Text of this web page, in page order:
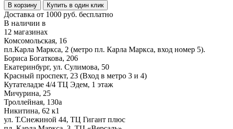
В корзину Купить в один клик
Доставка от 1000 руб. бесплатно
В наличии в
12 магазинах
Комсомольская, 16
пл.Карла Маркса, 2 (метро пл. Карла Маркса, вход номер 5).
Бориса Богаткова, 206
Екатеринбург, ул. Сулимова, 50
Красный проспект, 23 (Вход в метро 3 и 4)
Кутателадзе 4/4 ТЦ Эдем, 1 этаж
Мичурина, 25
Троллейная, 130а
Никитина, 62 к1
ул. Т.Снежиной 44, ТЦ Гигант плюс